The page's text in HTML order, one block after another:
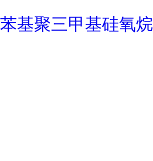
苯基聚三甲基硅氧烷